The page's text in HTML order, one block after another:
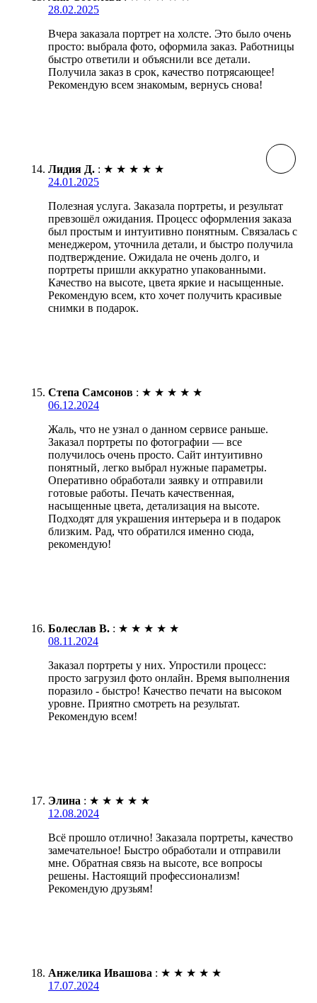
28.02.2025
Вчера заказала портрет на холсте. Это было очень
просто: выбрала фото, оформила заказ. Работницы
быстро ответили и объяснили все детали.
Получила заказ в срок, качество потрясающее!
Рекомендую всем знакомым, вернусь снова!
Лидия Д. : ★ ★ ★ ★ ★
24.01.2025
Полезная услуга. Заказала портреты, и результат
превзошёл ожидания. Процесс оформления заказа
был простым и интуитивно понятным. Связалась с
менеджером, уточнила детали, и быстро получила
подтверждение. Ожидала не очень долго, и
портреты пришли аккуратно упакованными.
Качество на высоте, цвета яркие и насыщенные.
Рекомендую всем, кто хочет получить красивые
снимки в подарок.
Степа Самсонов : ★ ★ ★ ★ ★
06.12.2024
Жаль, что не узнал о данном сервисе раньше.
Заказал портреты по фотографии — все
получилось очень просто. Сайт интуитивно
понятный, легко выбрал нужные параметры.
Оперативно обработали заявку и отправили
готовые работы. Печать качественная,
насыщенные цвета, детализация на высоте.
Подходят для украшения интерьера и в подарок
близким. Рад, что обратился именно сюда,
рекомендую!
Болеслав В. : ★ ★ ★ ★ ★
08.11.2024
Заказал портреты у них. Упростили процесс:
просто загрузил фото онлайн. Время выполнения
поразило - быстро! Качество печати на высоком
уровне. Приятно смотреть на результат.
Рекомендую всем!
Элина : ★ ★ ★ ★ ★
12.08.2024
Всё прошло отлично! Заказала портреты, качество
замечательное! Быстро обработали и отправили
мне. Обратная связь на высоте, все вопросы
решены. Настоящий профессионализм!
Рекомендую друзьям!
Анжелика Ивашова : ★ ★ ★ ★ ★
17.07.2024